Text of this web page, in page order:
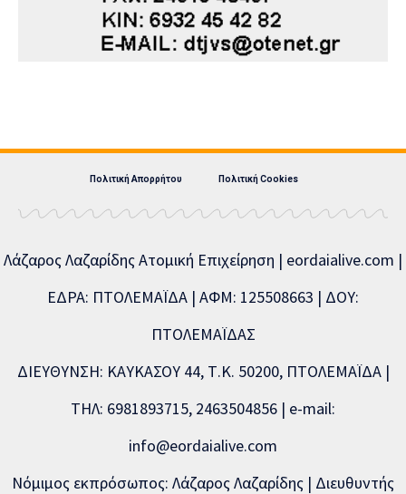
Πολιτική Απορρήτου Πολιτική Cookies
Λάζαρος Λαζαρίδης Ατομική Επιχείρηση | eordaialive.com |
ΕΔΡΑ: ΠΤΟΛΕΜΑΪΔΑ | ΑΦΜ: 125508663 | ΔΟΥ:
ΠΤΟΛΕΜΑΪΔΑΣ
ΔΙΕΥΘΥΝΣΗ: ΚΑΥΚΑΣΟΥ 44, Τ.Κ. 50200, ΠΤΟΛΕΜΑΪΔΑ |
ΤΗΛ: 6981893715, 2463504856 | e-mail:
info@eordaialive.com
Νόμιμος εκπρόσωπος: Λάζαρος Λαζαρίδης | Διευθυντής